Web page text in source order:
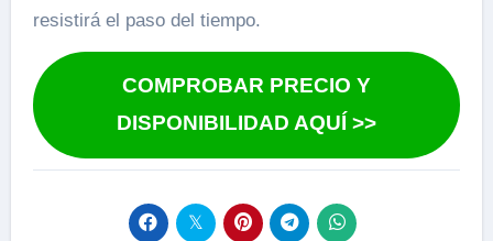
resistirá el paso del tiempo.
COMPROBAR PRECIO Y
DISPONIBILIDAD AQUÍ >>